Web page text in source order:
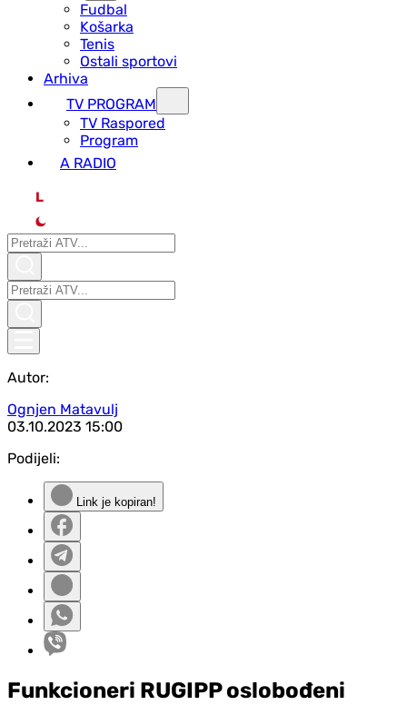
Fudbal
Košarka
Tenis
Ostali sportovi
Arhiva
TV PROGRAM
ТV Raspored
Program
A RADIO
L
Autor:
Ognjen Matavulj
03.10.2023 15:00
Podijeli:
Link je kopiran!
Funkcioneri RUGIPP oslobođeni